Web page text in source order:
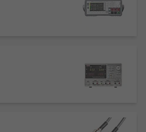
調整する能力があるほ
流または電力にする能力